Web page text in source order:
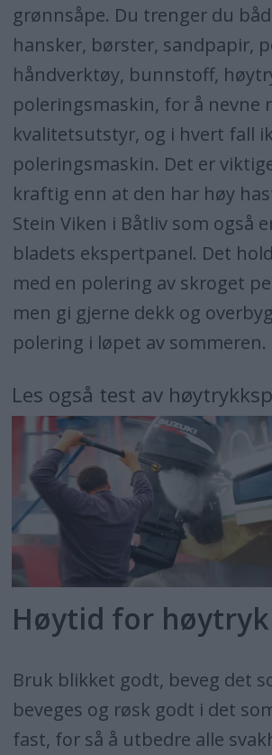
grønnsåpe. Du trenger du
hansker, børster, sandpapir,
håndverktøy, bunnstoff,
poleringsmaskin, for å nevne
kvalitetsutstyr, og i hvert fall
poleringsmaskin. Det er
kraftig enn at den har høy
Stein Viken i Båtliv som også
bladets ekspertpanel. Det
med en polering av skroget
men gi gjerne dekk og
polering i løpet av sommeren.
Les også test av
Høytid for
Bruk blikket godt, beveg det
beveges og røsk godt i det
fast, for så å utbedre alle